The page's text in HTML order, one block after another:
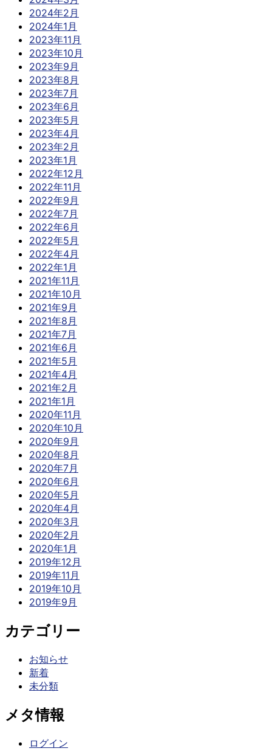
2024年2月
2024年1月
2023年11月
2023年10月
2023年9月
2023年8月
2023年7月
2023年6月
2023年5月
2023年4月
2023年2月
2023年1月
2022年12月
2022年11月
2022年9月
2022年7月
2022年6月
2022年5月
2022年4月
2022年1月
2021年11月
2021年10月
2021年9月
2021年8月
2021年7月
2021年6月
2021年5月
2021年4月
2021年2月
2021年1月
2020年11月
2020年10月
2020年9月
2020年8月
2020年7月
2020年6月
2020年5月
2020年4月
2020年3月
2020年2月
2020年1月
2019年12月
2019年11月
2019年10月
2019年9月
カテゴリー
お知らせ
新着
未分類
メタ情報
ログイン